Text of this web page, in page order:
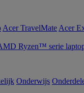
Acer TravelMate Acer
Ryzen™ serie
Onderwijs